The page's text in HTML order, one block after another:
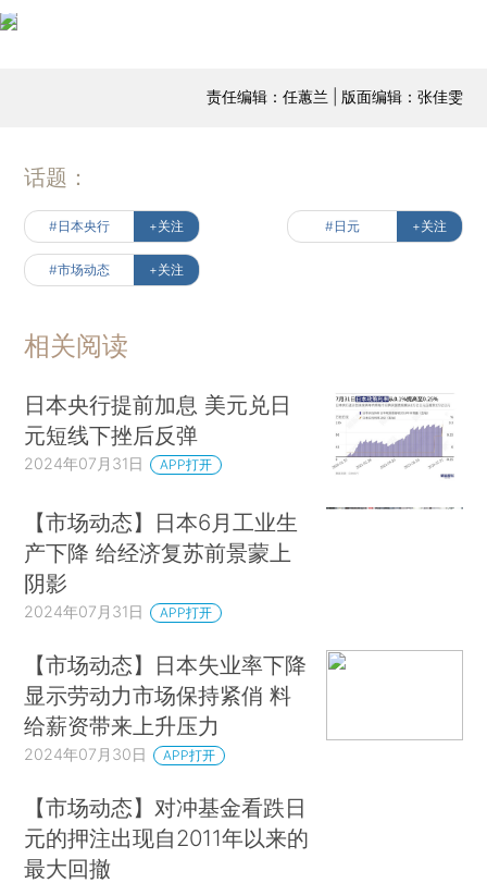
责任编辑：任蕙兰 | 版面编辑：张佳雯
话题：
#日本央行 +关注 #日元 +关注
#市场动态 +关注
相关阅读
日本央行提前加息 美元兑日
元短线下挫后反弹
2024年07月31日 APP打开
【市场动态】日本6月工业生
产下降 给经济复苏前景蒙上
阴影
2024年07月31日 APP打开
【市场动态】日本失业率下降
显示劳动力市场保持紧俏 料
给薪资带来上升压力
2024年07月30日 APP打开
【市场动态】对冲基金看跌日
元的押注出现自2011年以来的
最大回撤